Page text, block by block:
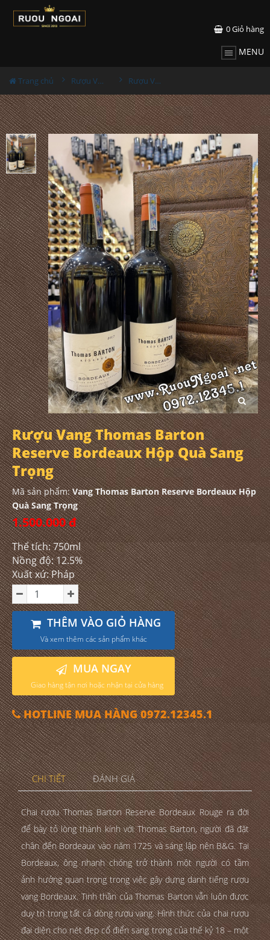
0Giỏ hàng
MENU
Trang chủ Rượu Vang Hộp Quà Rượu Vang Thomas Barton Reserve Bordeaux Hộp Quà Sang Trọng
Rượu Vang Thomas Barton
Reserve Bordeaux Hộp Quà Sang
Trọng
Mã sản phẩm:Vang Thomas Barton Reserve Bordeaux Hộp
Quà Sang Trọng
1.500.000 đ
Thể tích: 750ml
Nồng độ: 12.5%
Xuất xứ: Pháp
THÊM VÀO GIỎ HÀNG
Và xem thêm các sản phẩm khác
MUA NGAY
Giao hàng tận nơi hoặc nhận tại cửa hàng
HOTLINE MUA HÀNG 0972.12345.1
CHI TIẾT ĐÁNH GIÁ
Chai rượu Thomas Barton Reserve Bordeaux Rouge ra đời
để bày tỏ lòng thành kính với Thomas Barton, người đã đặt
chân đến Bordeaux vào năm 1725 và sáng lập nên B&G. Tại
Bordeaux, ông nhanh chóng trở thành một người có tầm
ảnh hưởng quan trọng trong việc gây dựng danh tiếng rượu
vang Bordeaux. Tinh thần của Thomas Barton vẫn luôn được
duy trì trong tất cả dòng rượu vang. Hình thức của chai rượu
đại diện cho nét đẹp cổ điển sang trọng của thế kỷ 18 – một